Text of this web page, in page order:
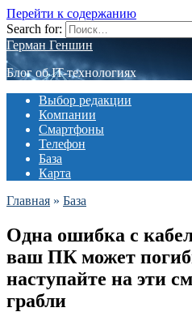
Перейти к содержанию
Search for:
Герман Геншин
Блог об IT-технологиях
Выбор редакции
Компании
Смартфоны
Телефон
База
Карта
Главная » База
Одна ошибка с
ваш ПК может
наступайте на эти
грабли